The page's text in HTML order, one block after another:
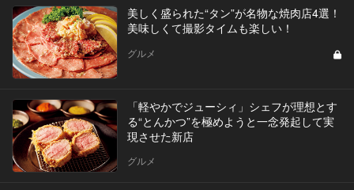
美しく盛られた“タン”が名物な焼肉店4選！
美味しくて撮影タイムも楽しい！
グルメ
「軽やかでジューシィ」シェフが理想とす
る“とんかつ”を極めようと一念発起して実
現させた新店
グルメ